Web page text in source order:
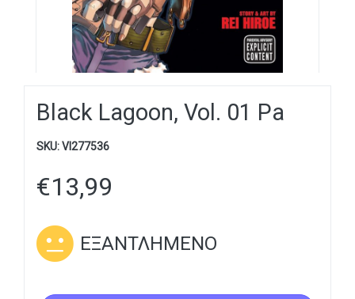
Black Lagoon, Vol. 01 Pa
SKU:VI277536
€13,99
ΕΞΑΝΤΛΗΜΈΝΟ